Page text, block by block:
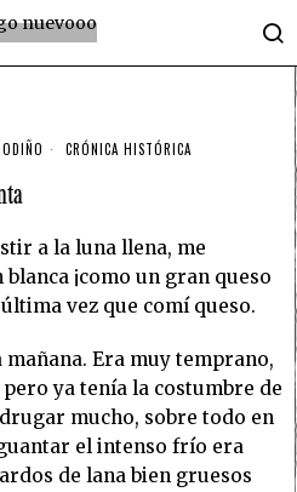
CRÓNICA HISTÓRICA
a la luna llena, me
¡como un gran queso
vez que comí queso.
Era muy temprano,
ya tenía la costumbre de
mucho, sobre todo en
el intenso frío era
de lana bien gruesos